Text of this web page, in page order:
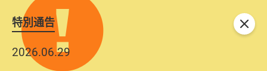
特別通告
2026.06.29
关闭